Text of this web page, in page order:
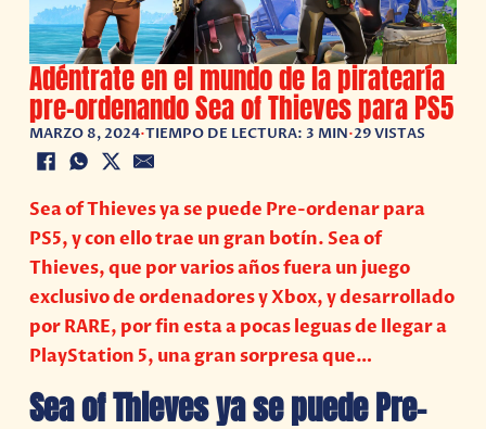
Adéntrate en el mundo de la piratearía
pre-ordenando Sea of Thieves para PS5
MARZO 8, 2024•TIEMPO DE LECTURA: 3 MIN•29 VISTAS
Sea of Thieves ya se puede Pre-ordenar para
PS5, y con ello trae un gran botín. Sea of
Thieves, que por varios años fuera un juego
exclusivo de ordenadores y Xbox, y desarrollado
por RARE, por fin esta a pocas leguas de llegar a
PlayStation 5, una gran sorpresa que…
Sea of Thieves ya se puede Pre-